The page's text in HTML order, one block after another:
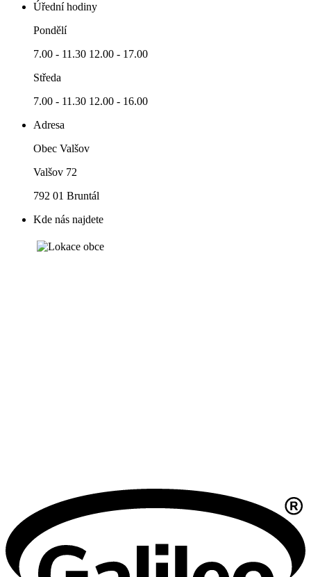
Úřední hodiny
Pondělí
7.00 - 11.30 12.00 - 17.00
Středa
7.00 - 11.30 12.00 - 16.00
Adresa
Obec Valšov
Valšov 72
792 01 Bruntál
Kde nás najdete